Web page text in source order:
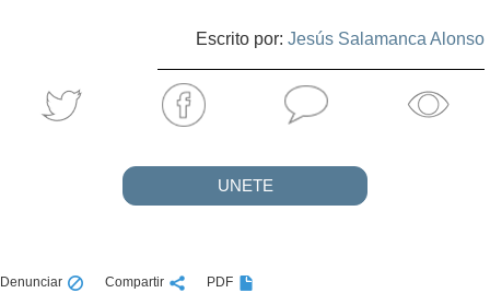
Escrito por: Jesús Salamanca Alonso
UNETE
Denunciar Compartir PDF